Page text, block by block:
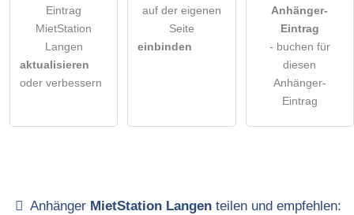
Eintrag
MietStation
Langen
aktualisieren
oder verbessern
auf der eigenen
Seite
einbinden
Anhänger-
Eintrag
- buchen für
diesen
Anhänger-
Eintrag
Anhänger MietStation Langen teilen und empfehlen: